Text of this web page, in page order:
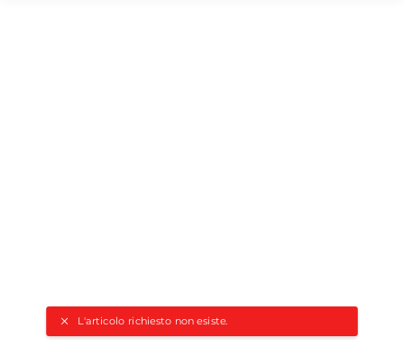
L'articolo richiesto non esiste.